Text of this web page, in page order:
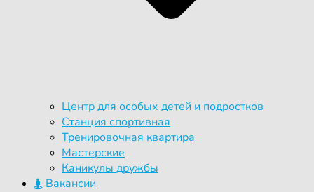
Центр для особых детей и подростков
Станция спортивная
Тренировочная квартира
Мастерские
Каникулы дружбы
Вакансии